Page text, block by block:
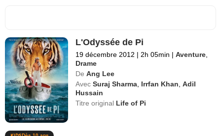
L'Odyssée de Pi
19 décembre 2012 | 2h 05min | Aventure,
Drame
De Ang Lee
Avec Suraj Sharma, Irrfan Khan,Adil
Hussain
Titre original Life of Pi